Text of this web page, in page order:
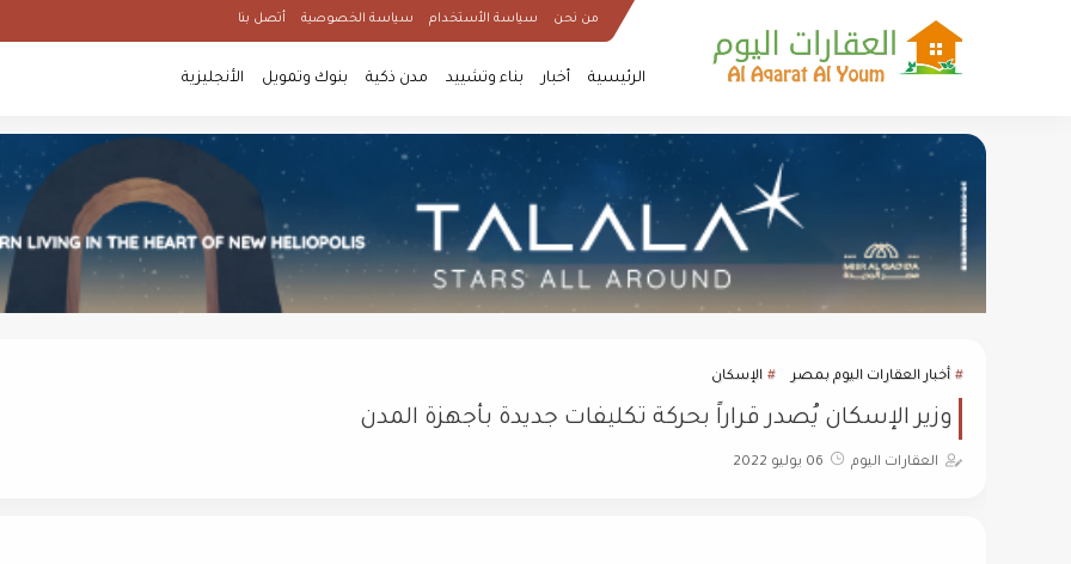
من نحن سياسة الأستخدام سياسة الخصوصية أتصل بنا
الرئيسية أخبار بناء وتشييد مدن ذكية بنوك وتمويل الأنجليزية
أخبار العقارات اليوم بمصر الإسكان
وزير الإسكان يُصدر قراراً بحركة تكليفات جديدة بأجهزة المدن
العقارات اليوم 06 يوليو 2022